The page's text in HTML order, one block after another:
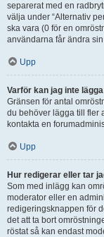
separerat med en
välja under “Alternativ
ska vara (0 för en
användarna får ändra
Upp
Varför kan jag inte
Gränsen för antal
du behöver lägga till fler
kontakta en
Upp
Hur redigerar eller tar
Som med inlägg kan
moderator eller en
redigeringsknappen för
det att ta bort
röstat så kan endast